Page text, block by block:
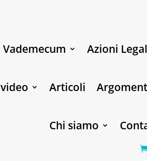
Vademecum Azioni
Articoli
Chi siamo